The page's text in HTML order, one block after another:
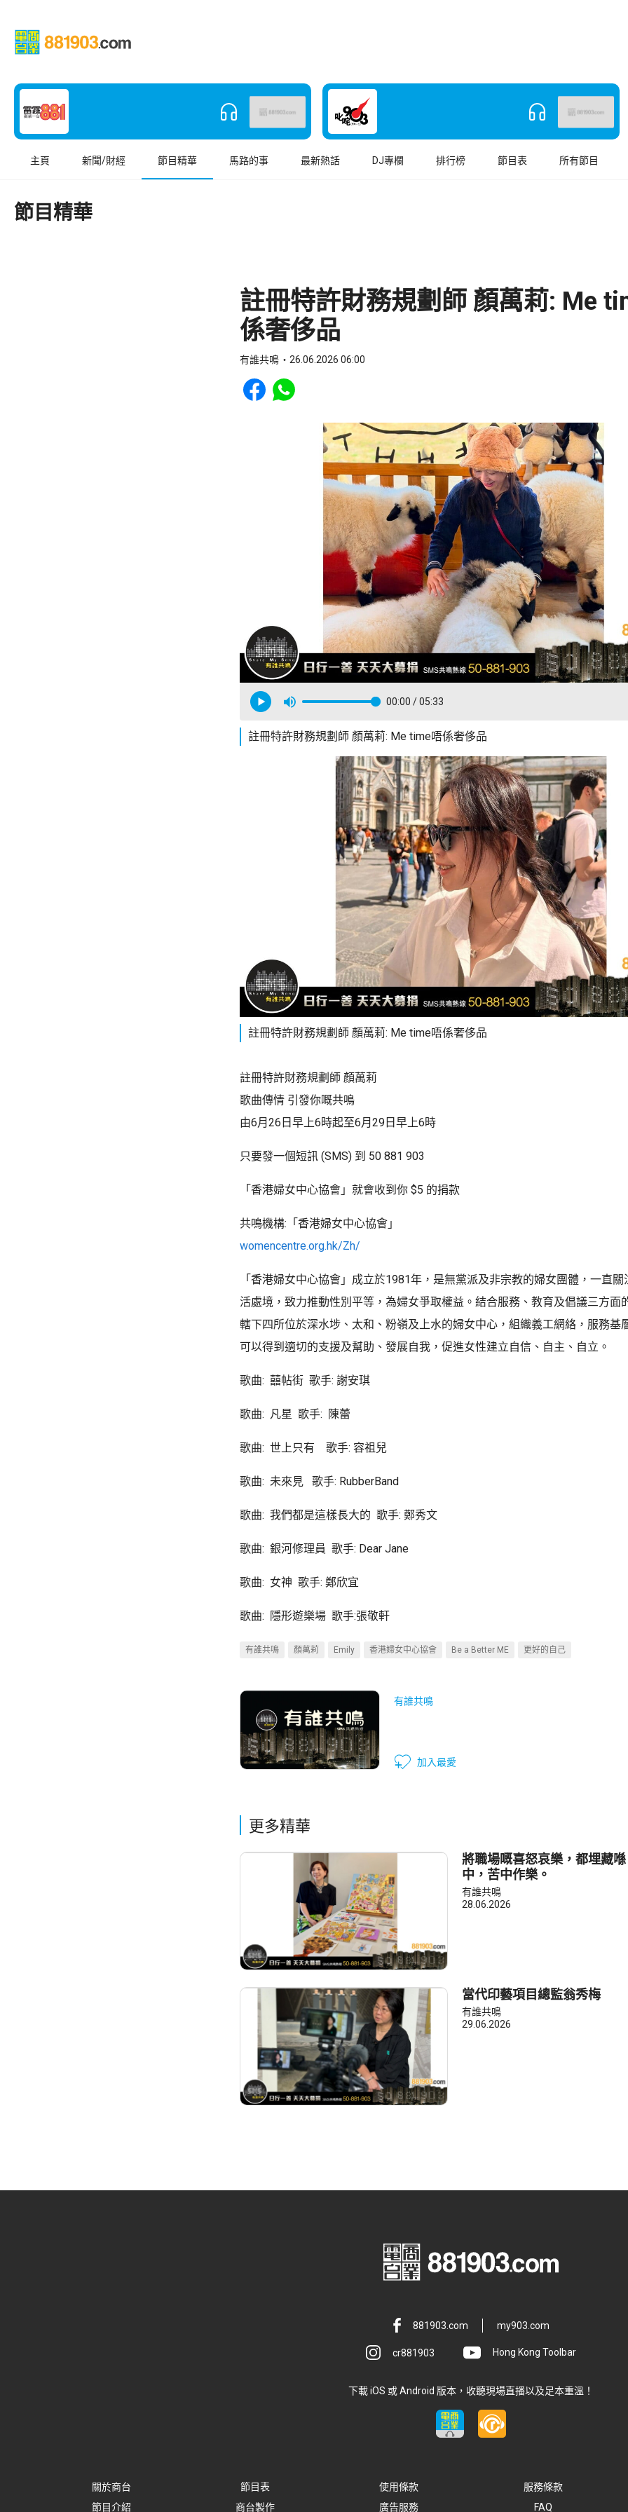
主頁 新聞/財經 節目精華 馬路的事 最新熱話 DJ專欄 排行榜 節目表 所有節目
節目精華
註冊特許財務規劃師 顏萬莉: Me
係奢侈品
有誰共鳴 26.06.2026 06:00
Share to Facebook
Share to WhatsApp
00:00 / 05:33
註冊特許財務規劃師 顏萬莉: Me time唔係奢侈品
註冊特許財務規劃師 顏萬莉: Me time唔係奢侈品
註冊特許財務規劃師 顏萬莉
歌曲傳情 引發你嘅共鳴
由6月26日早上6時起至6月29日早上6時
只要發一個短訊 (SMS) 到 50 881 903
「香港婦女中心協會」就會收到你 $5 的捐款
共鳴機構:「香港婦女中心協會」
womencentre.org.hk/Zh/
「香港婦女中心協會」成立於1981年，是無黨派及非宗教的婦女團體，一直
活處境，致力推動性別平等，為婦女爭取權益。結合服務、教育及倡議三方面
轄下四所位於深水埗、太和、粉嶺及上水的婦女中心，組織義工網絡，服務基
可以得到適切的支援及幫助、發展自我，促進女性建立自信、自主、自立。
歌曲: 囍帖街 歌手: 謝安琪
歌曲: 凡星 歌手: 陳蕾
歌曲: 世上只有 歌手: 容祖兒
歌曲: 未來見 歌手: RubberBand
歌曲: 我們都是這樣長大的 歌手: 鄭秀文
歌曲: 銀河修理員 歌手: ⁠Dear Jane
歌曲: 女神 歌手: 鄭欣宜
歌曲: 隱形遊樂場 歌手:張敬軒
有誰共鳴 顏萬莉 Emily 香港婦女中心協會 Be a Better ME 更好的自己
有誰共鳴
加入最愛
更多精華
將職場嘅喜怒哀樂，都埋藏
中，苦中作樂。
有誰共鳴
28.06.2026
當代印藝項目總監翁秀梅
有誰共鳴
29.06.2026
881903.com my903.com
cr881903 Hong Kong Toolbar
下載 iOS 或 Android 版本，收聽現場直播以及足本重溫！
關於商台 節目表 使用條款 服務條款
節目介紹
商台製作 廣告服務 FAQ